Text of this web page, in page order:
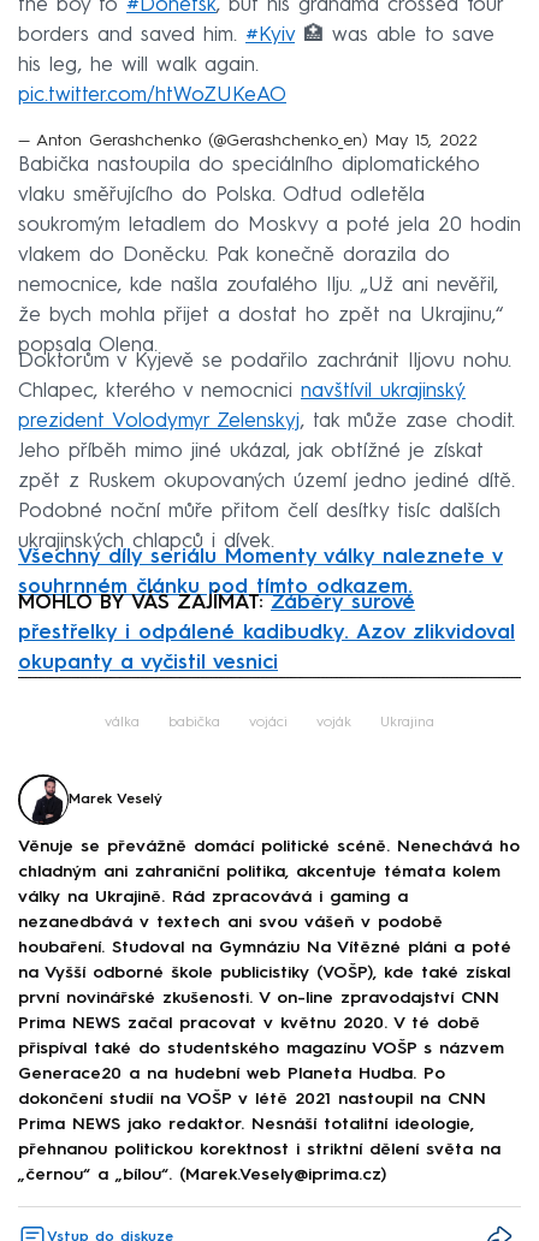
the boy to #Donetsk, but his grandma crossed four
borders and saved him. #Kyiv🏥 was able to save
his leg, he will walk again.
pic.twitter.com/htWoZUKeAO
— Anton Gerashchenko (@Gerashchenko_en) May 15, 2022
Babička nastoupila do speciálního diplomatického
vlaku směřujícího do Polska. Odtud odletěla
soukromým letadlem do Moskvy a poté jela 20 hodin
vlakem do Doněcku. Pak konečně dorazila do
nemocnice, kde našla zoufalého Ilju. „Už ani nevěřil,
že bych mohla přijet a dostat ho zpět na Ukrajinu,“
popsala Olena.
Doktorům v Kyjevě se podařilo zachránit Iljovu nohu.
Chlapec, kterého v nemocnici navštívil ukrajinský
prezident Volodymyr Zelenskyj, tak může zase chodit.
Jeho příběh mimo jiné ukázal, jak obtížné je získat
zpět z Ruskem okupovaných území jedno jediné dítě.
Podobné noční můře přitom čelí desítky tisíc dalších
ukrajinských chlapců i dívek.
Všechny díly seriálu Momenty války naleznete v
souhrnném článku pod tímto odkazem.
MOHLO BY VÁS ZAJÍMAT: Záběry surové
přestřelky i odpálené kadibudky. Azov zlikvidoval
okupanty a vyčistil vesnici
válka babička vojáci voják Ukrajina
Marek Veselý
Věnuje se převážně domácí politické scéně. Nenechává ho
chladným ani zahraniční politika, akcentuje témata kolem
války na Ukrajině. Rád zpracovává i gaming a
nezanedbává v textech ani svou vášeň v podobě
houbaření. Studoval na Gymnáziu Na Vítězné pláni a poté
na Vyšší odborné škole publicistiky (VOŠP), kde také získal
první novinářské zkušenosti. V on-line zpravodajství CNN
Prima NEWS začal pracovat v květnu 2020. V té době
přispíval také do studentského magazínu VOŠP s názvem
Generace20 a na hudební web Planeta Hudba. Po
dokončení studií na VOŠP v létě 2021 nastoupil na CNN
Prima NEWS jako redaktor. Nesnáší totalitní ideologie,
přehnanou politickou korektnost i striktní dělení světa na
„černou“ a „bílou“. (Marek.Vesely@iprima.cz)
Vstup do diskuze